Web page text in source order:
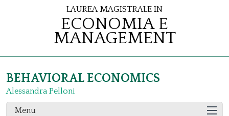
Laurea Magistrale in
Economia e
Management
BEHAVIORAL ECONOMICS
Alessandra Pelloni
Menu